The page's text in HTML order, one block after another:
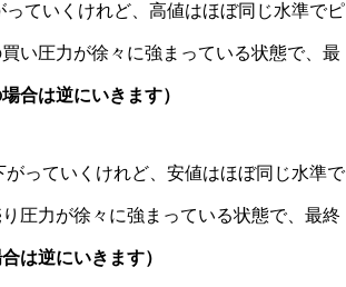
ていくけれど、高値はほぼ同じ水準でピ
い圧力が徐々に強まっている状態で、最
場合は逆にいきます）
っていくけれど、安値はほぼ同じ水準で
圧力が徐々に強まっている状態で、最終
合は逆にいきます）